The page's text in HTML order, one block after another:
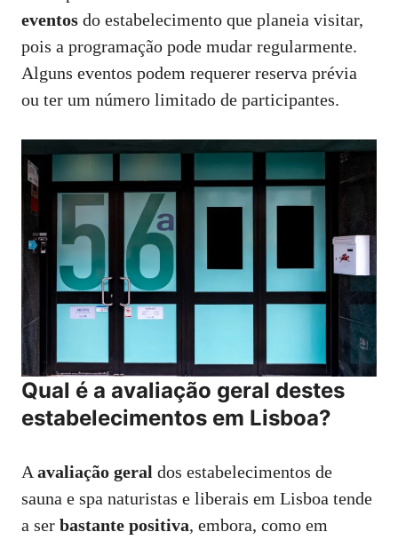
eventos do estabelecimento que planeia visitar,
pois a programação pode mudar regularmente.
Alguns eventos podem requerer reserva prévia
ou ter um número limitado de participantes.
Qual é a avaliação geral destes
estabelecimentos em Lisboa?
A avaliação geral dos estabelecimentos de
sauna e spa naturistas e liberais em Lisboa tende
a ser bastante positiva, embora, como em